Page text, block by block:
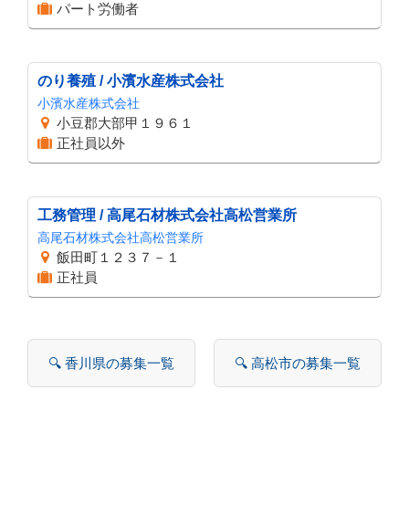
パート労働者
のり養殖 / 小濱水産株式会社
小濱水産株式会社
小豆郡大部甲１９６１
正社員以外
工務管理 / 高尾石材株式会社高松営業所
高尾石材株式会社高松営業所
飯田町１２３７－１
正社員
🔍 香川県の募集一覧 🔍 高松市の募集一覧